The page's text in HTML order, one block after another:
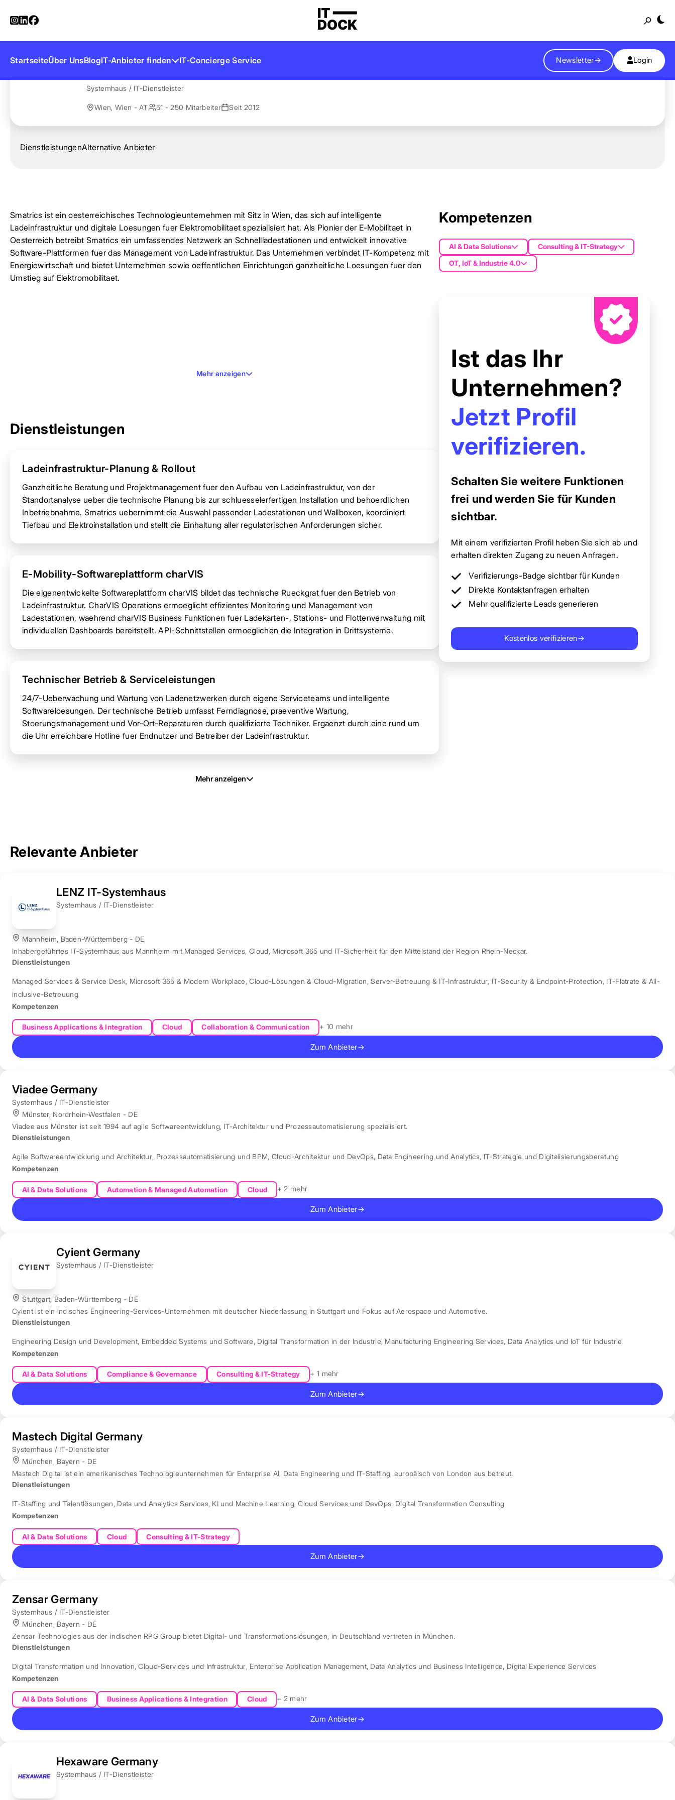
StartseiteÜber UnsBlogIT-Anbieter finden IT-Concierge Service Newsletter→ Login
Startseite
Smatrics
Systemhaus / IT-Dienstleister
Wien, Wien - AT 51 - 250 Mitarbeiter Seit 2012
DienstleistungenAlternative Anbieter
Smatrics ist ein oesterreichisches Technologieunternehmen mit Sitz in Wien, das sich auf intelligente
Ladeinfrastruktur und digitale Loesungen fuer Elektromobilitaet spezialisiert hat. Als Pionier der E-Mobilitaet in
Oesterreich betreibt Smatrics ein umfassendes Netzwerk an Schnellladestationen und entwickelt innovative
Software-Plattformen fuer das Management von Ladeinfrastruktur. Das Unternehmen verbindet IT-Kompetenz mit
Energiewirtschaft und bietet Unternehmen sowie oeffentlichen Einrichtungen ganzheitliche Loesungen fuer den
Umstieg auf Elektromobilitaet.
Mehr anzeigen
Dienstleistungen
Ladeinfrastruktur-Planung & Rollout
Ganzheitliche Beratung und Projektmanagement fuer den Aufbau von Ladeinfrastruktur, von der
Standortanalyse ueber die technische Planung bis zur schluesselerfertigen Installation und behoerdlichen
Inbetriebnahme. Smatrics uebernimmt die Auswahl passender Ladestationen und Wallboxen, koordiniert
Tiefbau und Elektroinstallation und stellt die Einhaltung aller regulatorischen Anforderungen sicher.
E-Mobility-Softwareplattform charVIS
Die eigenentwickelte Softwareplattform charVIS bildet das technische Rueckgrat fuer den Betrieb von
Ladeinfrastruktur. CharVIS Operations ermoeglicht effizientes Monitoring und Management von
Ladestationen, waehrend charVIS Business Funktionen fuer Ladekarten-, Stations- und Flottenverwaltung mit
individuellen Dashboards bereitstellt. API-Schnittstellen ermoeglichen die Integration in Drittsysteme.
Technischer Betrieb & Serviceleistungen
24/7-Ueberwachung und Wartung von Ladenetzwerken durch eigene Serviceteams und intelligente
Softwareloesungen. Der technische Betrieb umfasst Ferndiagnose, praeventive Wartung,
Stoerungsmanagement und Vor-Ort-Reparaturen durch qualifizierte Techniker. Ergaenzt durch eine rund um
die Uhr erreichbare Hotline fuer Endnutzer und Betreiber der Ladeinfrastruktur.
Mehr anzeigen
Kompetenzen
AI & Data Solutions
Consulting & IT-Strategy
OT, IoT & Industrie 4.0
Ist das Ihr
Unternehmen?
Jetzt Profil
verifizieren.
Schalten Sie weitere Funktionen
frei und werden Sie für Kunden
sichtbar.
Mit einem verifizierten Profil heben Sie sich ab und
erhalten direkten Zugang zu neuen Anfragen.
Verifizierungs-Badge sichtbar für Kunden
Direkte Kontaktanfragen erhalten
Mehr qualifizierte Leads generieren
Kostenlos verifizieren→
Relevante Anbieter
LENZ IT-Systemhaus
Systemhaus / IT-Dienstleister
Mannheim, Baden-Württemberg - DE
Inhabergeführtes IT-Systemhaus aus Mannheim mit Managed Services, Cloud, Microsoft 365 und IT-Sicherheit für den Mittelstand der Region Rhein-Neckar.
Dienstleistungen
Managed Services & Service Desk, Microsoft 365 & Modern Workplace,Cloud-Lösungen & Cloud-Migration,Server-Betreuung & IT-Infrastruktur, IT-Security & Endpoint-Protection, IT-Flatrate & All-
inclusive-Betreuung
Kompetenzen
Business Applications & Integration Cloud Collaboration & Communication + 10 mehr
Zum Anbieter→
Viadee Germany
Systemhaus / IT-Dienstleister
Münster, Nordrhein-Westfalen - DE
Viadee aus Münster ist seit 1994 auf agile Softwareentwicklung, IT-Architektur und Prozessautomatisierung spezialisiert.
Dienstleistungen
Agile Softwareentwicklung und Architektur, Prozessautomatisierung und BPM, Cloud-Architektur und DevOps, Data Engineering und Analytics, IT-Strategie und Digitalisierungsberatung
Kompetenzen
AI & Data Solutions Automation & Managed Automation Cloud + 2 mehr
Zum Anbieter→
Cyient Germany
Systemhaus / IT-Dienstleister
Stuttgart, Baden-Württemberg - DE
Cyient ist ein indisches Engineering-Services-Unternehmen mit deutscher Niederlassung in Stuttgart und Fokus auf Aerospace und Automotive.
Dienstleistungen
Engineering Design und Development, Embedded Systems und Software, Digital Transformation in der Industrie, Manufacturing Engineering Services, Data Analytics und IoT für Industrie
Kompetenzen
AI & Data Solutions Compliance & Governance Consulting & IT-Strategy + 1 mehr
Zum Anbieter→
Mastech Digital Germany
Systemhaus / IT-Dienstleister
München, Bayern - DE
Mastech Digital ist ein amerikanisches Technologieunternehmen für Enterprise AI, Data Engineering und IT-Staffing, europäisch von London aus betreut.
Dienstleistungen
IT-Staffing und Talentlösungen, Data und Analytics Services, KI und Machine Learning,Cloud Services und DevOps, Digital Transformation Consulting
Kompetenzen
AI & Data Solutions Cloud Consulting & IT-Strategy
Zum Anbieter→
Zensar Germany
Systemhaus / IT-Dienstleister
München, Bayern - DE
Zensar Technologies aus der indischen RPG Group bietet Digital- und Transformationslösungen, in Deutschland vertreten in München.
Dienstleistungen
Digital Transformation und Innovation,Cloud-Services und Infrastruktur, Enterprise Application Management, Data Analytics und Business Intelligence, Digital Experience Services
Kompetenzen
AI & Data Solutions Business Applications & Integration Cloud + 2 mehr
Zum Anbieter→
Hexaware Germany
Systemhaus / IT-Dienstleister